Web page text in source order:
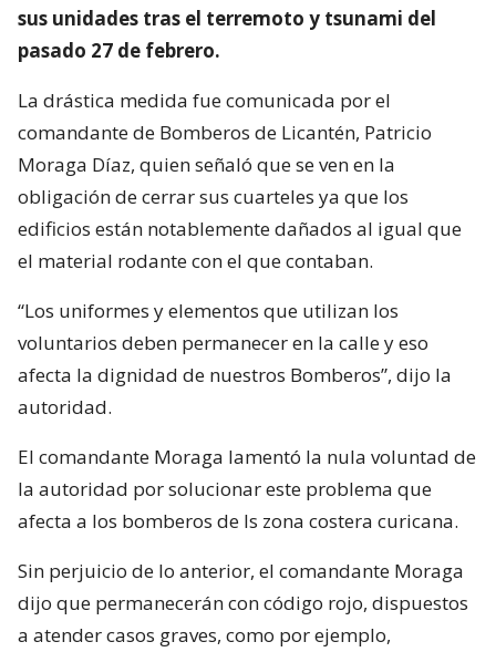
sus unidades tras el terremoto y tsunami del
pasado 27 de febrero.
La drástica medida fue comunicada por el
comandante de Bomberos de Licantén, Patricio
Moraga Díaz, quien señaló que se ven en la
obligación de cerrar sus cuarteles ya que los
edificios están notablemente dañados al igual que
el material rodante con el que contaban.
“Los uniformes y elementos que utilizan los
voluntarios deben permanecer en la calle y eso
afecta la dignidad de nuestros Bomberos”, dijo la
autoridad.
El comandante Moraga lamentó la nula voluntad de
la autoridad por solucionar este problema que
afecta a los bomberos de ls zona costera curicana.
Sin perjuicio de lo anterior, el comandante Moraga
dijo que permanecerán con código rojo, dispuestos
a atender casos graves, como por ejemplo,